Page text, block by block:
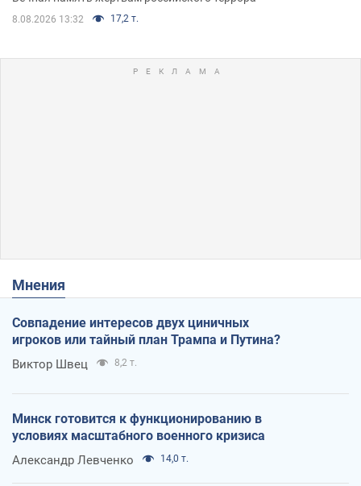
8.08.2026 13:32 17,2 т.
Мнения
Совпадение интересов двух циничных
игроков или тайный план Трампа и Путина?
Виктор Швец 8,2 т.
Минск готовится к функционированию в
условиях масштабного военного кризиса
Александр Левченко 14,0 т.